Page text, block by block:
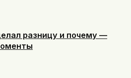
разницу и почему —